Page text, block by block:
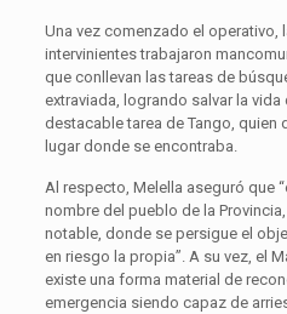
Una vez comenzado el operativo,
intervinientes trabajaron
que conllevan las tareas de
extraviada, logrando salvar la
destacable tarea de Tango, quien
lugar donde se encontraba.
Al respecto, Melella aseguró que
nombre del pueblo de la
notable, donde se persigue el
en riesgo la propia”. A su vez, el
existe una forma material de
emergencia siendo capaz de